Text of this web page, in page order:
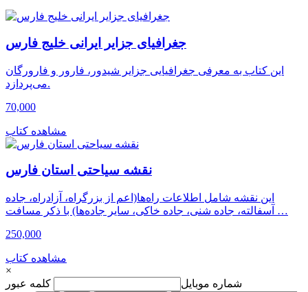
جغرافیای جزایر ایرانی خلیج فارس
این کتاب به معرفی جغرافیایی جزایر شیدور، فارور و فارورگان
می‌پردازد.
70,000
مشاهده کتاب
نقشه سیاحتی استان فارس
این نقشه شامل اطلاعات راه‌ها(اعم از بزرگراه، آزادراه، جاده
آسفالته، جاده شنی، جاده خاکی، سایر جاده‌ها) با ذکر مسافت …
250,000
مشاهده کتاب
×
شماره موبایل
کلمه عبور